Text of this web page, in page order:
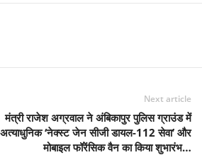
Next article
मंत्री राजेश अग्रवाल ने अंबिकापुर पुलिस ग्राउंड में
अत्याधुनिक ‘नेक्स्ट जेन सीजी डायल-112 सेवा’ और
मोबाइल फॉरेंसिक वैन का किया शुभारंभ…